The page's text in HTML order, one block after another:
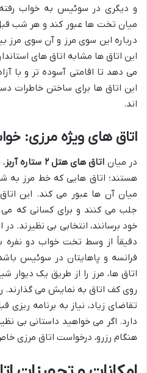
و دیگری در سوئیس به خواب
میان تخت ها عبور کند و هر شب
درباره این سوی مرز و آن سوی مرز
این اتاق ها مشابه اتاق های
می دهد تا اقامتی آسوده تر و با
این اتاق ها برای ساختن خاطرات
اند.
اتاق های ویژه مرزی:
در میان اتاق های هتل ۲ ستاره آربز
هستند؛ اتاق هایی که خط مرز به
میان آن ها عبور می کند. این
جلب می کنند و برای کسانی که می
خود برسانند، انتخابی بی نظیرند.
دقیقاً از وسط تخت خواب دو نفره
فرانسه و پاهایتان در سوئیس
اتاق ها، مرز را از طریق یک
روی کف اتاق به نمایش می گذارند.
تقاضای زیاد، نیاز به برنامه ریزی
دارد. اگر می خواهید داستانی بی
هنگام رزرو، درخواست اتاق مرزی